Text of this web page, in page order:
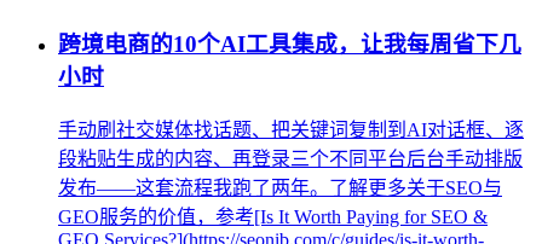
跨境电商的10个AI工具集成，让我每周省下几
小时
手动刷社交媒体找话题、把关键词复制到AI对话框、逐
段粘贴生成的内容、再登录三个不同平台后台手动排版
发布——这套流程我跑了两年。了解更多关于SEO与
GEO服务的价值，参考[Is It Worth Paying for SEO &
GEO Services?](https://seonib.com/c/guides/is-it-worth-